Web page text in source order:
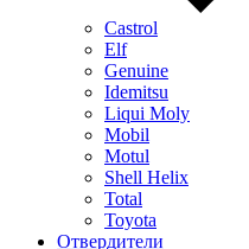
Castrol
Elf
Genuine
Idemitsu
Liqui Moly
Mobil
Motul
Shell Helix
Total
Toyota
Отвердители